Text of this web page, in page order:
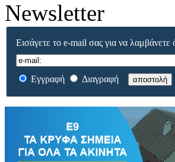
Newsletter
Εισάγετε το e-mail σας για να λαμβάνετε
Εγγραφή Διαγραφή αποστολή